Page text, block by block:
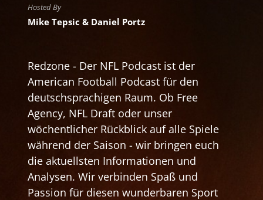
Hosted By
Mike Tepsic & Daniel Portz
Redzone - Der NFL Podcast ist der
American Football Podcast für den
deutschsprachigen Raum. Ob Free
Agency, NFL Draft oder unser
wöchentlicher Rückblick auf alle Spiele
während der Saison - wir bringen euch
die aktuellsten Informationen und
Analysen. Wir verbinden Spaß und
Passion für diesen wunderbaren Sport